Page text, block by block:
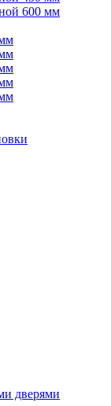
600 мм
дверями